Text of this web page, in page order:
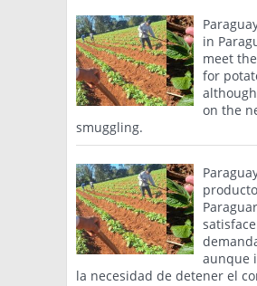
in
meet
for
on the
smuggling.
aunque
la necesidad de detener el